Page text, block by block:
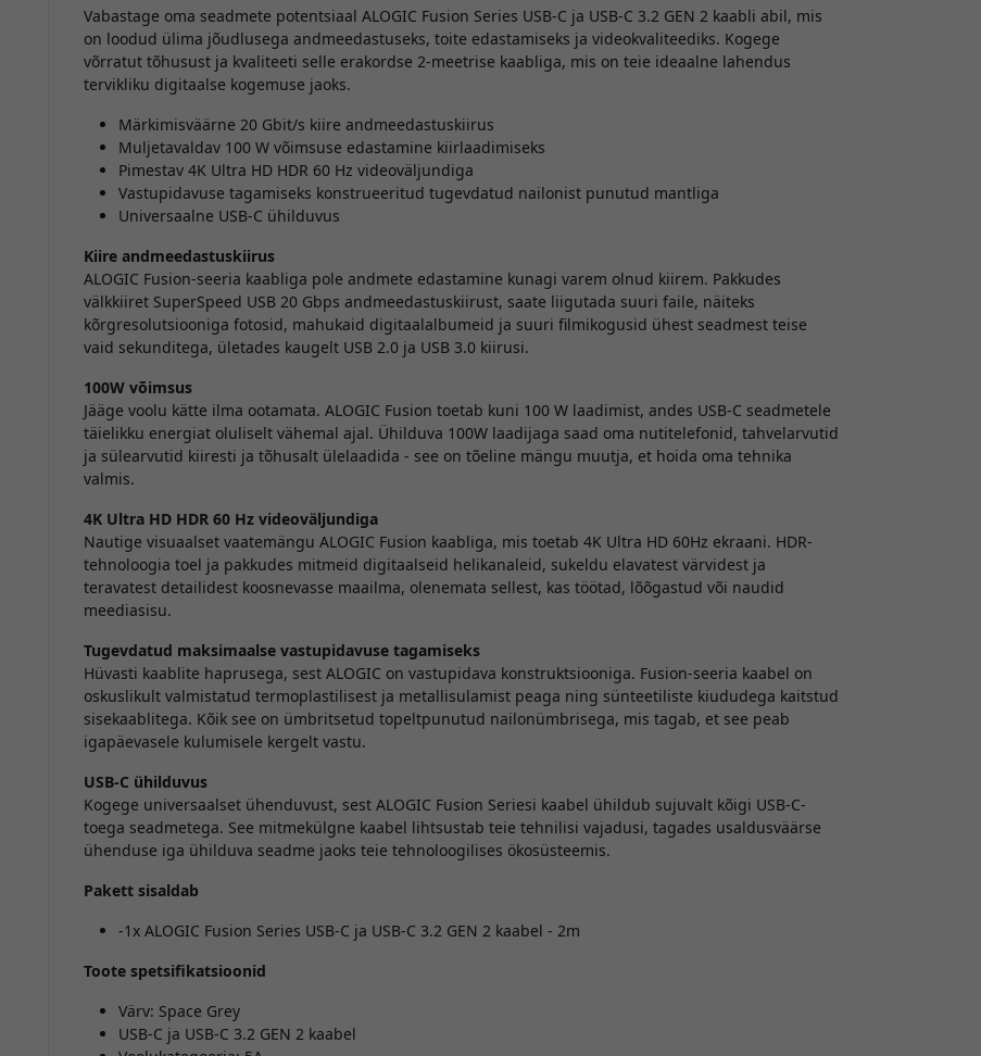
Vabastage oma seadmete potentsiaal ALOGIC Fusion Series USB-C ja USB-C 3.2 GEN 2 kaabli abil, mis
on loodud ülima jõudlusega andmeedastuseks, toite edastamiseks ja videokvaliteediks. Kogege
võrratut tõhusust ja kvaliteeti selle erakordse 2-meetrise kaabliga, mis on teie ideaalne lahendus
tervikliku digitaalse kogemuse jaoks.
Märkimisväärne 20 Gbit/s kiire andmeedastuskiirus
Muljetavaldav 100 W võimsuse edastamine kiirlaadimiseks
Pimestav 4K Ultra HD HDR 60 Hz videoväljundiga
Vastupidavuse tagamiseks konstrueeritud tugevdatud nailonist punutud mantliga
Universaalne USB-C ühilduvus
Kiire andmeedastuskiirus
ALOGIC Fusion-seeria kaabliga pole andmete edastamine kunagi varem olnud kiirem. Pakkudes
välkkiiret SuperSpeed USB 20 Gbps andmeedastuskiirust, saate liigutada suuri faile, näiteks
kõrgresolutsiooniga fotosid, mahukaid digitaalalbumeid ja suuri filmikogusid ühest seadmest teise
vaid sekunditega, ületades kaugelt USB 2.0 ja USB 3.0 kiirusi.
100W võimsus
Jääge voolu kätte ilma ootamata. ALOGIC Fusion toetab kuni 100 W laadimist, andes USB-C seadmetele
täielikku energiat oluliselt vähemal ajal. Ühilduva 100W laadijaga saad oma nutitelefonid, tahvelarvutid
ja sülearvutid kiiresti ja tõhusalt ülelaadida - see on tõeline mängu muutja, et hoida oma tehnika
valmis.
4K Ultra HD HDR 60 Hz videoväljundiga
Nautige visuaalset vaatemängu ALOGIC Fusion kaabliga, mis toetab 4K Ultra HD 60Hz ekraani. HDR-
tehnoloogia toel ja pakkudes mitmeid digitaalseid helikanaleid, sukeldu elavatest värvidest ja
teravatest detailidest koosnevasse maailma, olenemata sellest, kas töötad, lõõgastud või naudid
meediasisu.
Tugevdatud maksimaalse vastupidavuse tagamiseks
Hüvasti kaablite haprusega, sest ALOGIC on vastupidava konstruktsiooniga. Fusion-seeria kaabel on
oskuslikult valmistatud termoplastilisest ja metallisulamist peaga ning sünteetiliste kiududega kaitstud
sisekaablitega. Kõik see on ümbritsetud topeltpunutud nailonümbrisega, mis tagab, et see peab
igapäevasele kulumisele kergelt vastu.
USB-C ühilduvus
Kogege universaalset ühenduvust, sest ALOGIC Fusion Seriesi kaabel ühildub sujuvalt kõigi USB-C-
toega seadmetega. See mitmekülgne kaabel lihtsustab teie tehnilisi vajadusi, tagades usaldusväärse
ühenduse iga ühilduva seadme jaoks teie tehnoloogilises ökosüsteemis.
Pakett sisaldab
-1x ALOGIC Fusion Series USB-C ja USB-C 3.2 GEN 2 kaabel - 2m
Toote spetsifikatsioonid
Värv: Space Grey
USB-C ja USB-C 3.2 GEN 2 kaabel